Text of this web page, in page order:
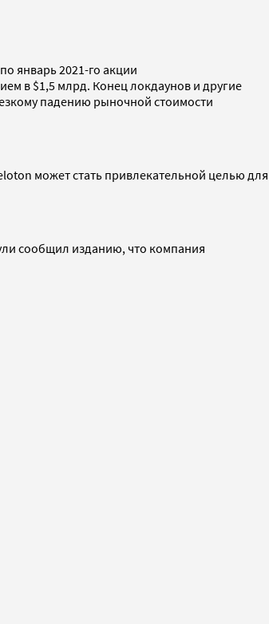
январь 2021-го акции
в $1,5 млрд. Конец локдаунов и другие
падению рыночной стоимости
может стать привлекательной целью для
сообщил изданию, что компания